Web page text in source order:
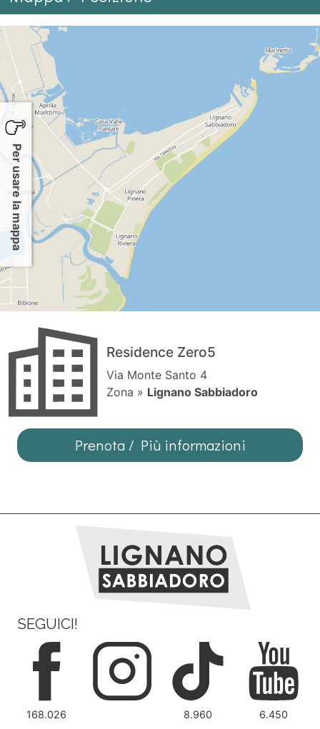
Per usare la mappa
Residence Zero5
Via Monte Santo 4
Zona » Lignano Sabbiadoro
Prenota / Più informazioni
SEGUICI!
168.026 8.960 6.450